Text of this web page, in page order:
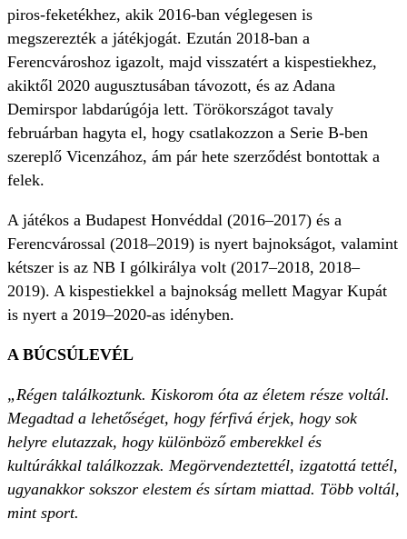
piros-feketékhez, akik 2016-ban véglegesen is
megszerezték a játékjogát. Ezután 2018-ban a
Ferencvároshoz igazolt, majd visszatért a kispestiekhez,
akiktől 2020 augusztusában távozott, és az Adana
Demirspor labdarúgója lett. Törökországot tavaly
februárban hagyta el, hogy csatlakozzon a Serie B-ben
szereplő Vicenzához, ám pár hete szerződést bontottak a
felek.
A játékos a Budapest Honvéddal (2016–2017) és a
Ferencvárossal (2018–2019) is nyert bajnokságot, valamint
kétszer is az NB I gólkirálya volt (2017–2018, 2018–
2019). A kispestiekkel a bajnokság mellett Magyar Kupát
is nyert a 2019–2020-as idényben.
A BÚCSÚLEVÉL
„Régen találkoztunk. Kiskorom óta az életem része voltál.
Megadtad a lehetőséget, hogy férfivá érjek, hogy sok
helyre elutazzak, hogy különböző emberekkel és
kultúrákkal találkozzak. Megörvendeztettél, izgatottá tettél,
ugyanakkor sokszor elestem és sírtam miattad. Több voltál,
mint sport.